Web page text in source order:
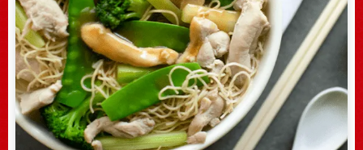
Error:Contact form not found.